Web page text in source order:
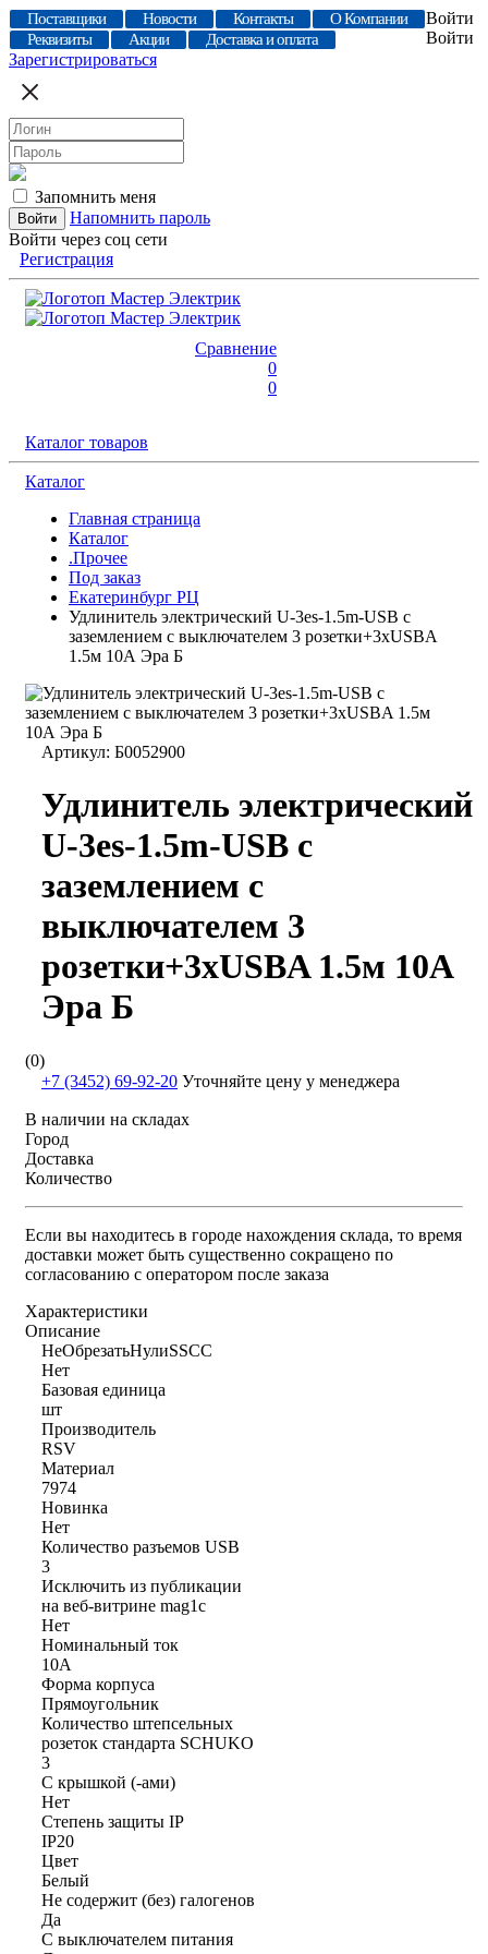
Поставщики Новости Контакты
О Компании
Реквизиты
Акции Доставка и оплата
Войти
Войти
Зарегистрироваться
Запомнить меня
Напомнить пароль
Войти через соц сети
Регистрация
Сравнение
0
0
Каталог товаров
Каталог
Главная страница
Каталог
.Прочее
Под заказ
Екатеринбург РЦ
Удлинитель электрический U-3es-1.5m-USB с
заземлением с выключателем 3 розетки+3xUSBA
1.5м 10А Эра Б
Артикул: Б0052900
Удлинитель электрический
U-3es-1.5m-USB с
заземлением с
выключателем 3
розетки+3xUSBA 1.5м 10А
Эра Б
(0)
+7 (3452) 69-92-20 Уточняйте цену у менеджера
В наличии на складах
Город
Доставка
Количество
Если вы находитесь в городе нахождения склада, то время
доставки может быть существенно сокращено по
согласованию с оператором после заказа
Характеристики
Описание
НеОбрезатьНулиSSCC
Нет
Базовая единица
шт
Производитель
RSV
Материал
7974
Новинка
Нет
Количество разъемов USB
3
Исключить из публикации
на веб-витрине mag1c
Нет
Номинальный ток
10А
Форма корпуса
Прямоугольник
Количество штепсельных
розеток стандарта SCHUKO
3
С крышкой (-ами)
Нет
Степень защиты IP
IP20
Цвет
Белый
Не содержит (без) галогенов
Да
С выключателем питания